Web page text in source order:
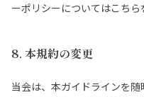
ーポリシーについてはこちら
8. 本規約の変更
当会は、本ガイドラインを